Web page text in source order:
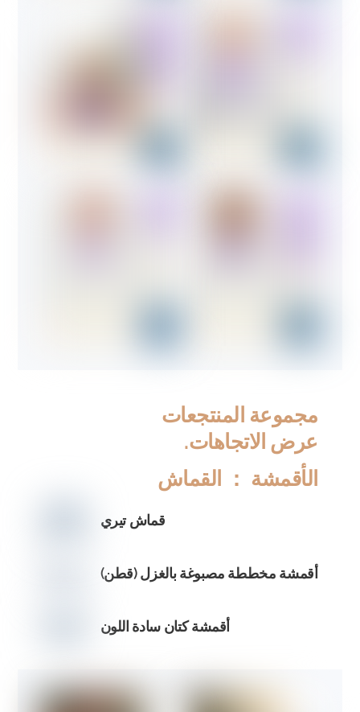
مجموعة المنتجعات
عرض الاتجاهات.
الأقمشة ： القماش
قماش تيري
أقمشة مخططة مصبوغة بالغزل (قطن)
أقمشة كتان سادة اللون